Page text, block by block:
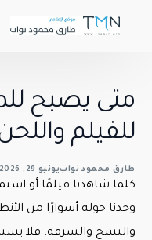
متى يصبح
للفيلم
طارق محمود نوابيونيو 29, 2026
كلما شاهدنا فيلمًا أو
وجدنا حوله أسوارًا من
والنسخ والسرقة. فلا